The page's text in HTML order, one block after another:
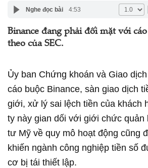
Nghe đọc bài 4:53
Binance đang phải đối mặt với
theo của SEC.
Ủy ban Chứng khoán và Giao
cáo buộc Binance, sàn giao dịch
giới, xử lý sai lệch tiền của khách
ty này gian dối với giới chức quản
tư Mỹ về quy mô hoạt động cũng
khiến ngành công nghiệp tiền số
cơ bị tái thiết lập.